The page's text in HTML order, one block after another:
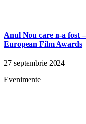
Anul Nou care n-a fost
European Film Awards
27 septembrie 2024
Evenimente